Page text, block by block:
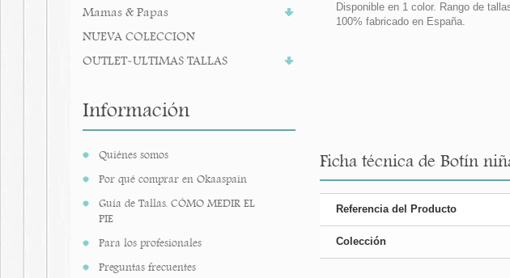
Mamas & Papas
NUEVA COLECCION
OUTLET-ULTIMAS TALLAS
Información
Quiénes somos
Por qué comprar en Okaaspain
Guía de Tallas. CÓMO MEDIR EL
PIE
Para los profesionales
Preguntas frecuentes
Disponible en 1 color. Rango de
100% fabricado en España.
Ficha técnica de Botín
Referencia del Producto
Colección